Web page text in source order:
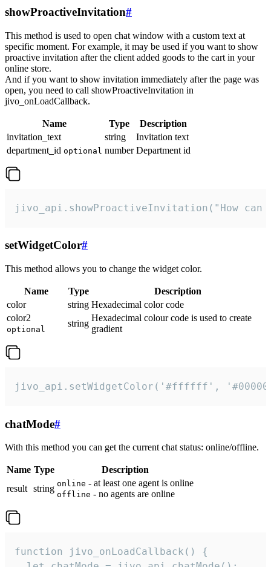
showProactiveInvitation#
This method is used to open chat window with a custom text at
specific moment. For example, it may be used if you want to show
proactive invitation after the client added goods to the cart in your
online store.
And if you want to show invitation immediately after the page was
open, you need to call showProactiveInvitation in
jivo_onLoadCallback.
Name Type
Description
invitation_text
string
Invitation text
department_id optional number Department id
jivo_api.showProactiveInvitation("How
setWidgetColor#
This method allows you to change the widget color.
Name Type
Description
color
string Hexadecimal color code
color2
optional
string
Hexadecimal colour code is used to create
gradient
jivo_api.setWidgetColor('#ffffff',
chatMode#
With this method you can get the current chat status: online/offline.
Name Type
Description
result string online - at least one agent is online
offline - no agents are online
function jivo_onLoadCallback() {